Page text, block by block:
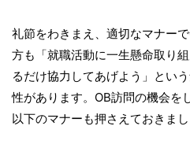
礼節をわきまえ、適切なマナー
方も「就職活動に一生懸命取り
るだけ協力してあげよう」とい
性があります。OB訪問の機会を
以下のマナーも押さえておきまし